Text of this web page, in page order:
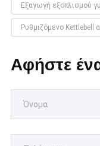
Εξαγωγή εξοπλισμού
Ρυθμιζόμενο Kettlebell
Αφήστε